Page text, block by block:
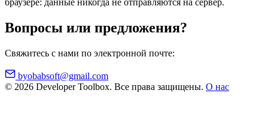
Вопросы или предложения?
Свяжитесь с нами по электронной почте:
byobabsoft@gmail.com
© 2026 Developer Toolbox. Все права защищены. О нас